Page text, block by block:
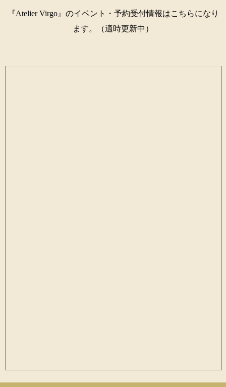
『Atelier Virgo』のイベント・予約受付情報はこちらになり
ます。（適時更新中）